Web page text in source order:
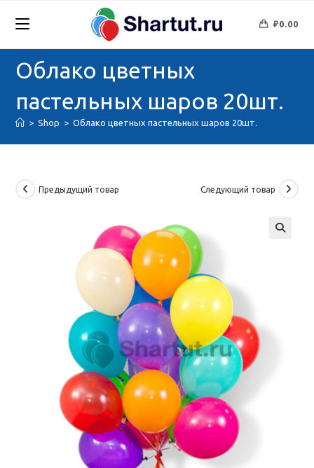
₽0.00
Облако цветных
пастельных шаров 20шт.
> Shop > Облако цветных пастельных шаров 20шт.
Предыдущий товар Следующий товар